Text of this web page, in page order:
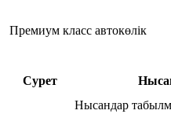
Премиум класс автокөлік
Сурет
Нысандар